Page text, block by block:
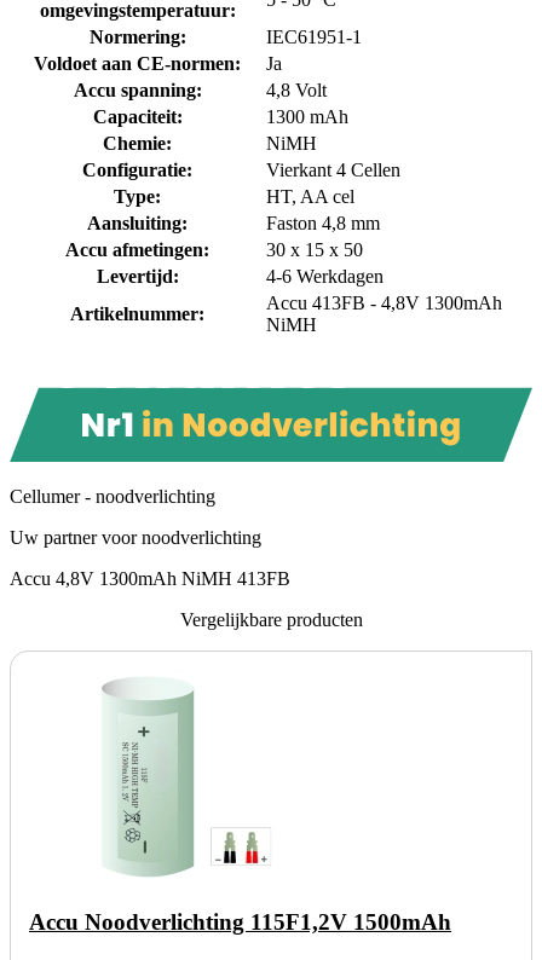
omgevingstemperatuur:
Normering:
IEC61951-1
Voldoet aan CE-normen:
Ja
Accu spanning:
4,8 Volt
Capaciteit:
1300 mAh
Chemie:
NiMH
Configuratie:
Vierkant 4 Cellen
Type:
HT, AA cel
Aansluiting:
Faston 4,8 mm
Accu afmetingen:
30 x 15 x 50
Levertijd:
4-6 Werkdagen
Artikelnummer:
Accu 413FB - 4,8V 1300mAh
NiMH
Cellumer - noodverlichting
Uw partner voor noodverlichting
Accu 4,8V 1300mAh NiMH 413FB
Vergelijkbare producten
Accu Noodverlichting 115F1,2V 1500mAh